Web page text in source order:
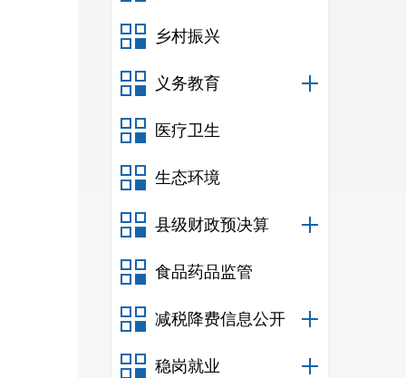
乡村振兴
义务教育
医疗卫生
生态环境
县级财政预决算
食品药品监管
减税降费信息公开
稳岗就业